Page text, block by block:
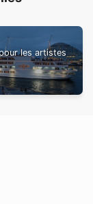
les artistes